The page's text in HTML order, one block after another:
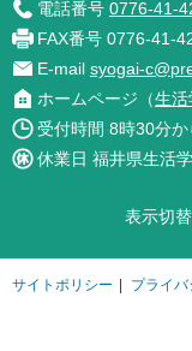
電話番号 0776-41-
FAX番号 0776-41-
E-mail syogai-
ホームページ（生活
受付時間 8時30分
休業日 福井県生活
表示切替
サイトポリシー プライ